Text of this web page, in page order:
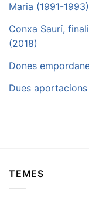
Maria (1991-1993)
Conxa Saurí,
(2018)
Dones
Dues
TEMES